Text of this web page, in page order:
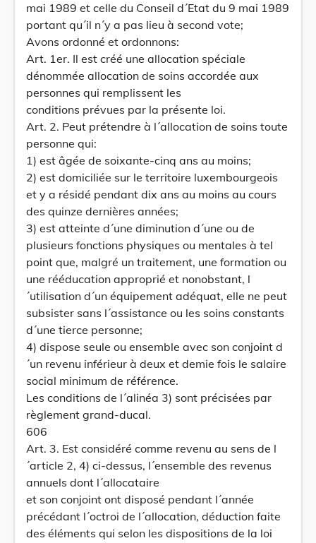
mai 1989 et celle du Conseil d´Etat du 9 mai 1989
portant qu´il n´y a pas lieu à second vote;
Avons ordonné et ordonnons:
Art. 1er. Il est créé une allocation spéciale
dénommée allocation de soins accordée aux
personnes qui remplissent les
conditions prévues par la présente loi.
Art. 2. Peut prétendre à l´allocation de soins toute
personne qui:
1) est âgée de soixante-cinq ans au moins;
2) est domiciliée sur le territoire luxembourgeois
et y a résidé pendant dix ans au moins au cours
des quinze dernières années;
3) est atteinte d´une diminution d´une ou de
plusieurs fonctions physiques ou mentales à tel
point que, malgré un traitement, une formation ou
une rééducation approprié et nonobstant, l
´utilisation d´un équipement adéquat, elle ne peut
subsister sans l´assistance ou les soins constants
d´une tierce personne;
4) dispose seule ou ensemble avec son conjoint d
´un revenu inférieur à deux et demie fois le salaire
social minimum de référence.
Les conditions de l´alinéa 3) sont précisées par
règlement grand-ducal.
606
Art. 3. Est considéré comme revenu au sens de l
´article 2, 4) ci-dessus, l´ensemble des revenus
annuels dont l´allocataire
et son conjoint ont disposé pendant l´année
précédant l´octroi de l´allocation, déduction faite
des éléments qui selon les dispositions de la loi